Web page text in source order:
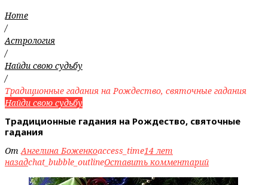
Home
/
Астрология
/
Найди свою судьбу
/
Традиционные гадания на Рождество, святочные гадания
Найди свою судьбу
Традиционные гадания на Рождество, святочные
гадания
ОтАнгелина Боженкоaccess_time14 лет
назадchat_bubble_outlineОставить комментарий